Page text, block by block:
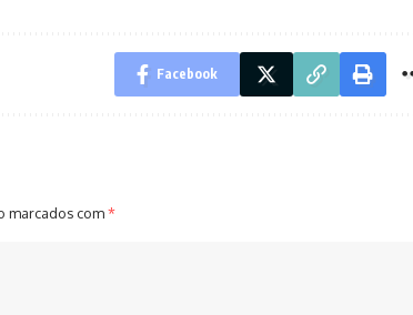
Facebook
marcados com*